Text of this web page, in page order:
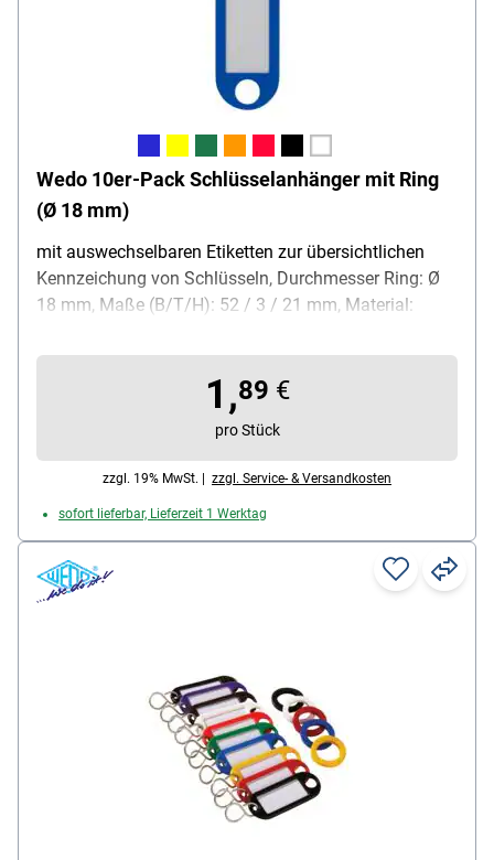
Wedo 10er-Pack Schlüsselanhänger mit Ring
(Ø 18 mm)
mit auswechselbaren Etiketten zur übersichtlichen
Kennzeichung von Schlüsseln, Durchmesser Ring: Ø
18 mm, Maße (B/T/H): 52 / 3 / 21 mm, Material:
Schlüsselanhänger
1,89 €
pro Stück
zzgl. 19% MwSt. | zzgl. Service- & Versandkosten
sofort lieferbar, Lieferzeit 1 Werktag